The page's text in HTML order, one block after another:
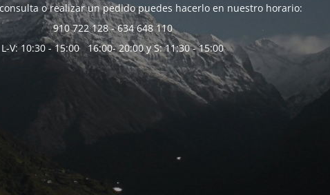
o realizar un pedido puedes hacerlo en nuestro horario:
910 722 128 - 634 648 110
L-V: 10:30 - 15:00 16:00- 20:00 y S: 11:30 - 15:00